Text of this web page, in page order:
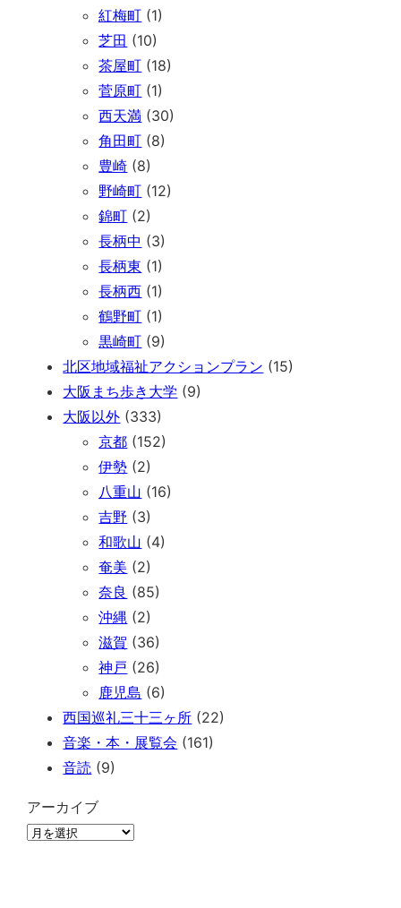
紅梅町 (1)
芝田 (10)
茶屋町 (18)
菅原町 (1)
西天満 (30)
角田町 (8)
豊崎 (8)
野崎町 (12)
錦町 (2)
長柄中 (3)
長柄東 (1)
長柄西 (1)
鶴野町 (1)
黒崎町 (9)
北区地域福祉アクションプラン (15)
大阪まち歩き大学 (9)
大阪以外 (333)
京都 (152)
伊勢 (2)
八重山 (16)
吉野 (3)
和歌山 (4)
奄美 (2)
奈良 (85)
沖縄 (2)
滋賀 (36)
神戸 (26)
鹿児島 (6)
西国巡礼三十三ヶ所 (22)
音楽・本・展覧会 (161)
音読 (9)
アーカイブ